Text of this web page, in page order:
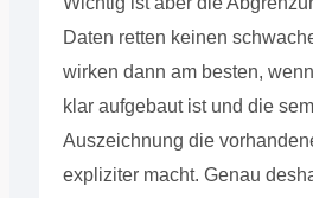
Daten retten keinen
wirken dann am besten,
klar aufgebaut ist und die
Auszeichnung die
expliziter macht. Genau